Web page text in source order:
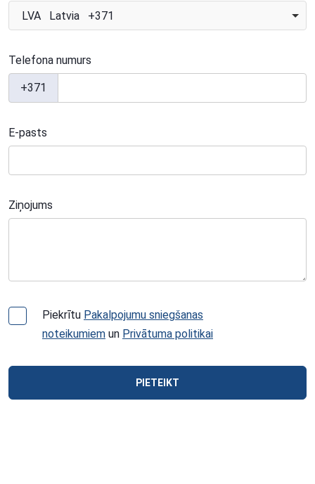
LVA Latvia +371
Telefona numurs
+371
E-pasts
Ziņojums
Piekrītu Pakalpojumu sniegšanas
noteikumiem un Privātuma politikai
PIETEIKT